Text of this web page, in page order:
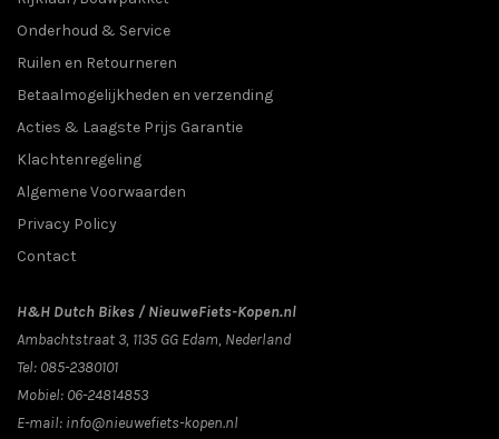
Onderhoud & Service
Ruilen en Retourneren
Betaalmogelijkheden en verzending
Acties & Laagste Prijs Garantie
Klachtenregeling
Algemene Voorwaarden
Privacy Policy
Contact
H&H Dutch Bikes / NieuweFiets-Kopen.nl
Ambachtstraat 3, 1135 GG Edam, Nederland
Tel: 085-2380101
Mobiel: 06-24814853
E-mail: info@nieuwefiets-kopen.nl